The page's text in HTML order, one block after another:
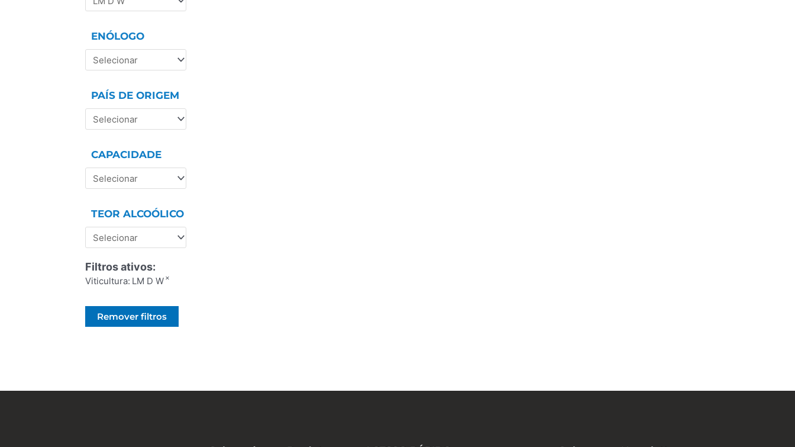
ENÓLOGO
PAÍS DE ORIGEM
CAPACIDADE
TEOR ALCOÓLICO
Filtros ativos:
Viticultura: LM D W ×
Remover filtros